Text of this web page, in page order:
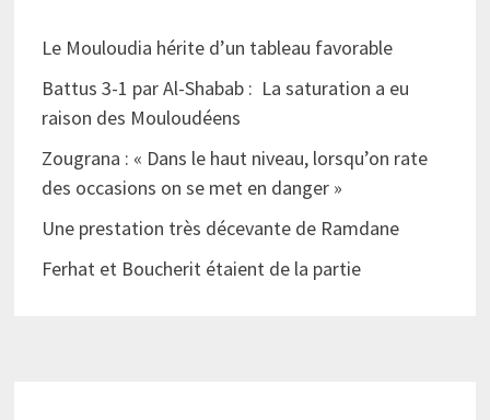
Le Mouloudia hérite d’un tableau favorable
Battus 3-1 par Al-Shabab : La saturation a eu
raison des Mouloudéens
Zougrana : « Dans le haut niveau, lorsqu’on rate
des occasions on se met en danger »
Une prestation très décevante de Ramdane
Ferhat et Boucherit étaient de la partie